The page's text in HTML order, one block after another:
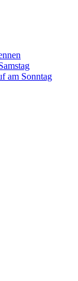
am Sonntag